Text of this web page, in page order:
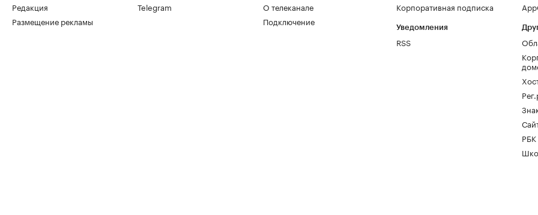
Редакция
Размещение рекламы
Telegram
О телеканале
Подключение
Корпоративная подписка
Уведомления
RSS